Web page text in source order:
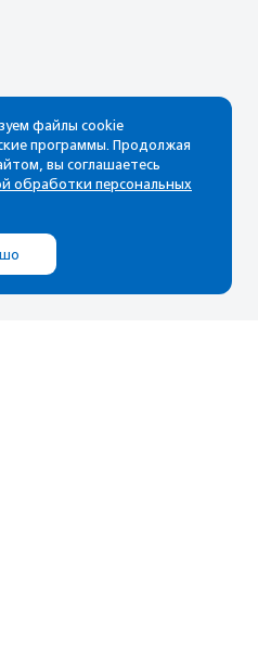
Рассылка
Cамые свежие новости,
почтовом ящике
файлы cookie
программы. Продолжая
вы соглашаетесь
обработки персональных